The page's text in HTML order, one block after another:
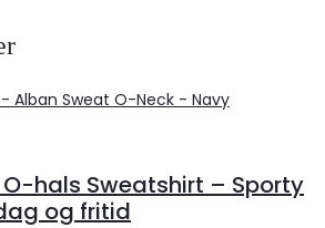
O-hals Sweatshirt – Sporty
og fritid